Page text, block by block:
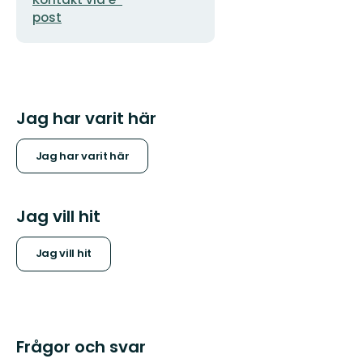
post
Jag har varit här
Jag har varit här
Jag vill hit
Jag vill hit
Frågor och svar